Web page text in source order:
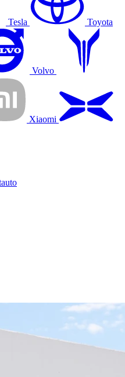
Tesla Toyota
Volvo
Xiaomi